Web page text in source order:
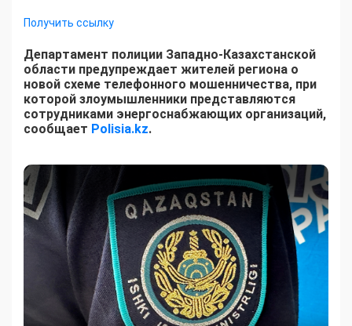
Получить ссылку
Департамент полиции Западно-Казахстанской
области предупреждает жителей региона о
новой схеме телефонного мошенничества, при
которой злоумышленники представляются
сотрудниками энергоснабжающих организаций,
сообщает Polisia.kz.